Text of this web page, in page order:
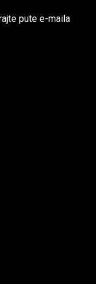
pute e-maila